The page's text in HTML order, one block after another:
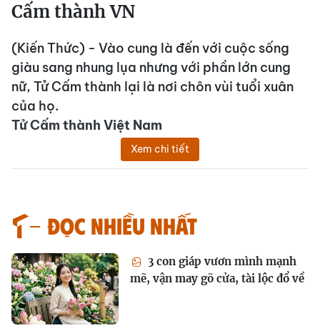
Cấm thành VN
(Kiến Thức) - Vào cung là đến với cuộc sống
giàu sang nhung lụa nhưng với phần lớn cung
nữ, Tử Cấm thành lại là nơi chôn vùi tuổi xuân
của họ.
Tử Cấm thành Việt Nam
Xem chi tiết
Đọc nhiều nhất
3 con giáp vươn mình mạnh
mẽ, vận may gõ cửa, tài lộc đổ về